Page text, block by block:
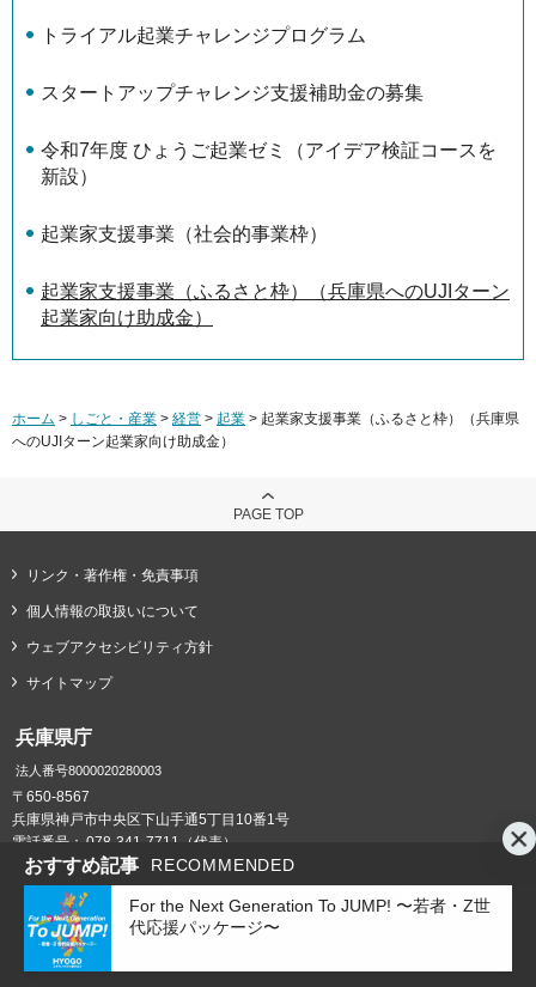
おすすめ記事 RECOMMENDED
For the Next Generation To JUMP! 〜若者・Z世
代応援パッケージ〜
トライアル起業チャレンジプログラム
スタートアップチャレンジ支援補助金の募集
令和7年度 ひょうご起業ゼミ（アイデア検証コースを
新設）
起業家支援事業（社会的事業枠）
起業家支援事業（ふるさと枠）（兵庫県へのUJIターン
起業家向け助成金）
ホーム > しごと・産業 > 経営 > 起業 > 起業家支援事業（ふるさと枠）（兵庫県
へのUJIターン起業家向け助成金）
PAGE TOP
リンク・著作権・免責事項
個人情報の取扱いについて
ウェブアクセシビリティ方針
サイトマップ
兵庫県庁
法人番号8000020280003
〒650-8567
兵庫県神戸市中央区下山手通5丁目10番1号
電話番号： 078-341-7711（代表）
県庁までの交通案内 庁舎案内
Copyright © Hyogo Prefectural Government. All rights reserved.